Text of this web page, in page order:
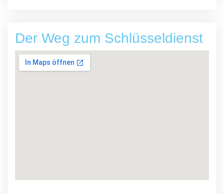
Der Weg zum Schlüsseldienst